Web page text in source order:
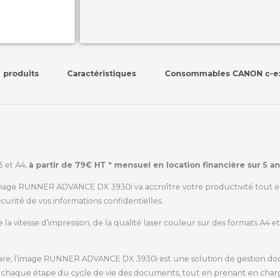
produits Caractéristiques Consommables CANON c-
et A4, à partir de 79€ HT * mensuel en location financière sur 5
RUNNER ADVANCE DX 3930i va accroître votre productivité tout
de vos informations confidentielles.
vitesse d’impression, de la qualité laser couleur sur des formats A4
l’image RUNNER ADVANCE DX 3930i est une solution de gestion
étape du cycle de vie des documents, tout en prenant en